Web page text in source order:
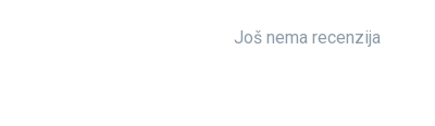
Još nema recenzija